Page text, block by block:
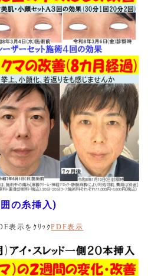
ご覧の皆様、必ず画面左上方に
さい。そうしますと「当院施術
るはずです。これまでの患者様
かを示す画像をたくさん掲載し
けますと幸いです。「導入キャ
ン」という項目も必ずご確認く
１日元旦から１５日でございま
ございましたら、ホームページ
て送信お願いいたします。 皆
さい。
び当日のキャンセルにつきま
とになっておりますことご注
の糸挿入)
表示をｸﾘｯｸPDF表示